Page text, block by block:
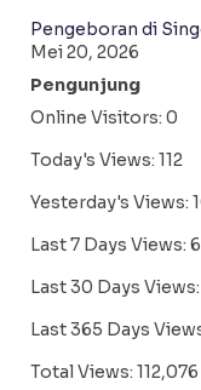
Pengeboran di
Mei 20, 2026
Pengunjung
Online Visitors: 0
Today's Views: 112
Yesterday's Views:
Last 7 Days Views:
Last 30 Days Views:
Last 365 Days
Total Views: 112,076